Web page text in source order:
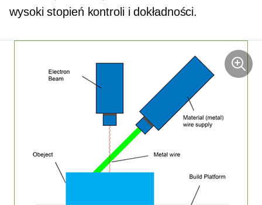
wysoki stopień kontroli i dokładności.